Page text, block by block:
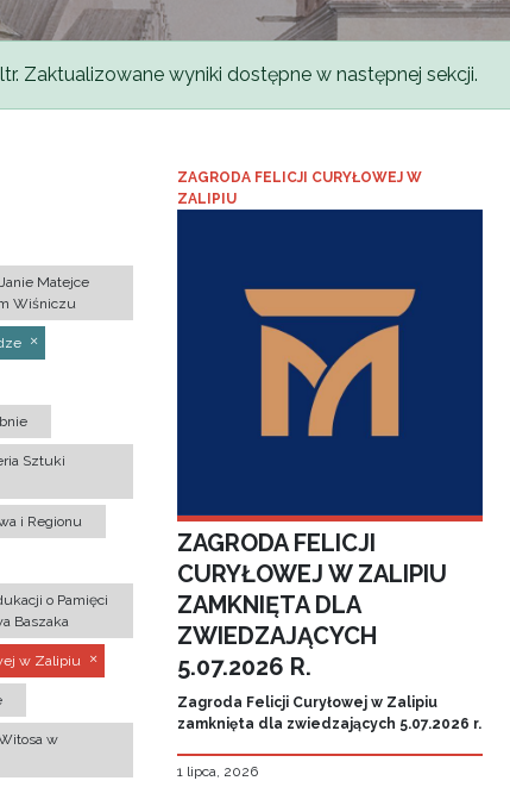
Zaktualizowane wyniki dostępne w następnej sekcji.
Matejce
Wiśniczu
Sztuki
i Regionu
o Pamięci
Baszaka
w Zalipiu
w
ZAGRODA FELICJI CURYŁOWEJ W
ZALIPIU
ZAGRODA FELICJI
CURYŁOWEJ W ZALIPIU
ZAMKNIĘTA DLA
ZWIEDZAJĄCYCH
5.07.2026 R.
Zagroda Felicji Curyłowej w Zalipiu
zamknięta dla zwiedzających 5.07.2026 r.
1 lipca, 2026